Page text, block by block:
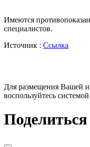
Имеются
специалистов.
Источник : Ссылка
Для размещения Вашей
воспользуйтесь системой